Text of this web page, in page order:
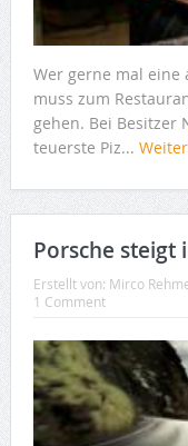
Wer gerne mal eine
muss zum
gehen. Bei Besitzer
teuerste Piz...
Porsche steigt
Erstellt von: Mirco
1 Comment